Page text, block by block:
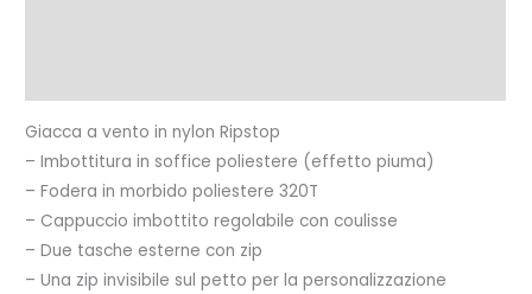
Giacca a vento in nylon Ripstop
– Imbottitura in soffice poliestere (effetto piuma)
– Fodera in morbido poliestere 320T
– Cappuccio imbottito regolabile con coulisse
– Due tasche esterne con zip
– Una zip invisibile sul petto per la personalizzazione